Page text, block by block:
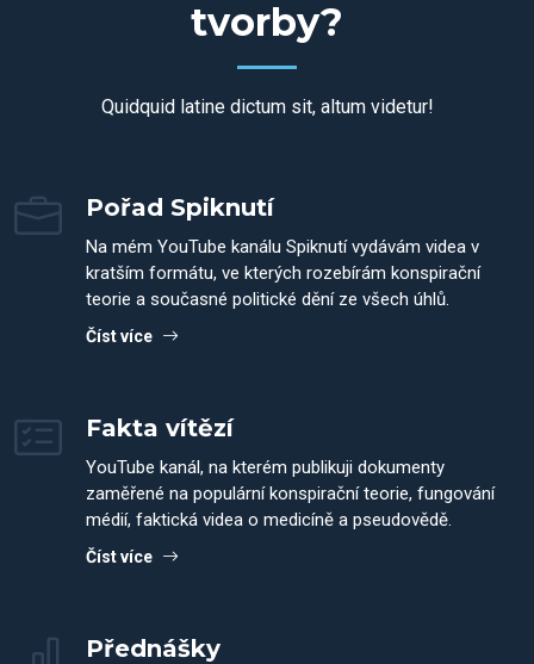
tvorby?
Quidquid latine dictum sit, altum videtur!
Pořad Spiknutí
Na mém YouTube kanálu Spiknutí vydávám videa v
kratším formátu, ve kterých rozebírám konspirační
teorie a současné politické dění ze všech úhlů.
Číst více
Fakta vítězí
YouTube kanál, na kterém publikuji dokumenty
zaměřené na populární konspirační teorie, fungování
médií, faktická videa o medicíně a pseudovědě.
Číst více
Přednášky